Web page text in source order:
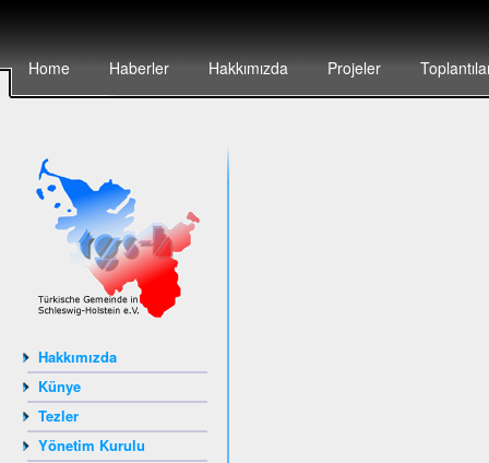
Home Haberler Hakkımızda Projeler
Hakkımızda
Künye
Tezler
Yönetim Kurulu